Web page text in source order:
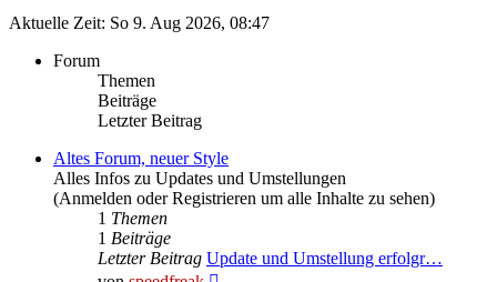
Aktuelle Zeit: So 9. Aug 2026, 08:47
Forum
Themen
Beiträge
Letzter Beitrag
Altes Forum, neuer Style
Alles Infos zu Updates und Umstellungen
(Anmelden oder Registrieren um alle Inhalte zu sehen)
1 Themen
1 Beiträge
Letzter Beitrag Update und Umstellung erfolgr…